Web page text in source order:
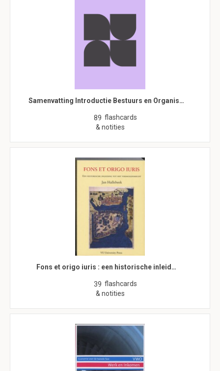
Samenvatting Introductie Bestuurs en Organis…
89 flashcards
& notities
Fons et origo iuris : een historische inleid…
39 flashcards
& notities